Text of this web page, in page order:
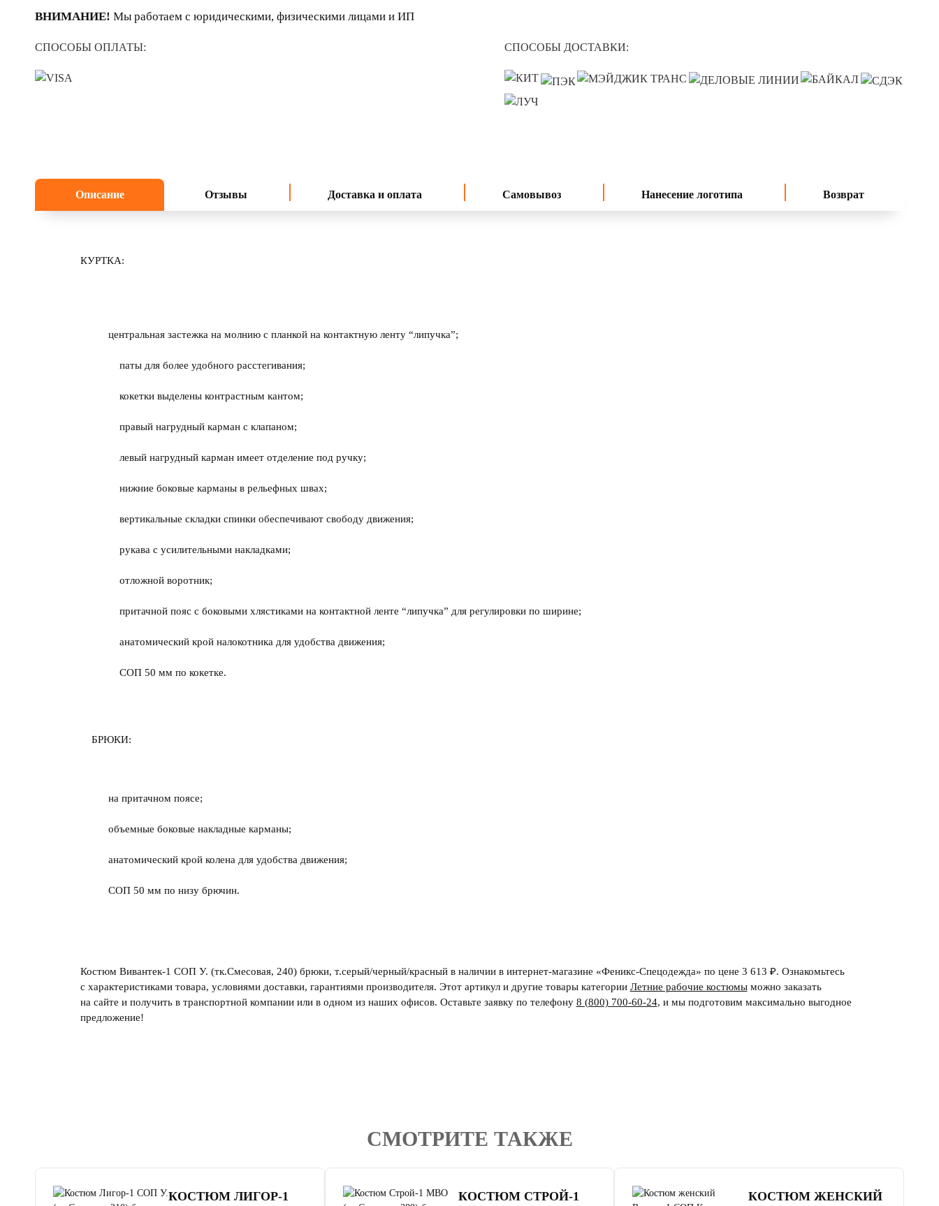
ВНИМАНИЕ! Мы работаем с юридическими, физическими лицами и ИП
СПОСОБЫ ОПЛАТЫ: СПОСОБЫ ДОСТАВКИ:
Описание Отзывы Доставка и оплата Самовывоз Нанесение логотипа Возврат
КУРТКА:
центральная застежка на молнию с планкой на контактную ленту “липучка”;
паты для более удобного расстегивания;
кокетки выделены контрастным кантом;
правый нагрудный карман с клапаном;
левый нагрудный карман имеет отделение под ручку;
нижние боковые карманы в рельефных швах;
вертикальные складки спинки обеспечивают свободу движения;
рукава с усилительными накладками;
отложной воротник;
притачной пояс с боковыми хлястиками на контактной ленте “липучка” для регулировки по ширине;
анатомический крой налокотника для удобства движения;
СОП 50 мм по кокетке.
БРЮКИ:
на притачном поясе;
объемные боковые накладные карманы;
анатомический крой колена для удобства движения;
СОП 50 мм по низу брючин.
Костюм Вивантек-1 СОП У. (тк.Смесовая, 240) брюки, т.серый/черный/красный в наличии в интернет-магазине «Феникс-Спецодежда» по цене 3 613 ₽. Ознакомьтесь
с характеристиками товара, условиями доставки, гарантиями производителя. Этот артикул и другие товары категории Летние рабочие костюмыможно заказать
на сайте и получить в транспортной компании или в одном из наших офисов. Оставьте заявку по телефону 8 (800) 700-60-24, и мы подготовим максимально выгодное
предложение!
4.7
СМОТРИТЕ ТАКЖЕ
КОСТЮМ ЛИГОР-1 КОСТЮМ СТРОЙ-1 КОСТЮМ ЖЕНСКИЙ